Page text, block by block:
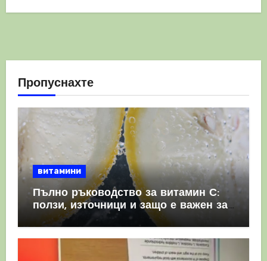
Пропуснахте
витамини
Пълно ръководство за витамин С:
ползи, източници и защо е важен за
имунната система